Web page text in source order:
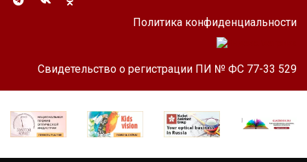
Политика конфиденциальности
Свидетельство о регистрации ПИ № ФС 77-33 529